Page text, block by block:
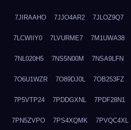
7JIRAAHO 7JJO4AR2 7JLOZ9Q7
7LCWIIY0 7LVURME7 7M1UWA38
7NL020H5 7NS5N00M 7NSA9LFN
7O6U1WZR 7O89DJ0L 7OB253FZ
7P5VTP24 7PDDGXNL 7PDF28N1
7PN5ZVPO 7PS4XQMK 7PVQC4XL